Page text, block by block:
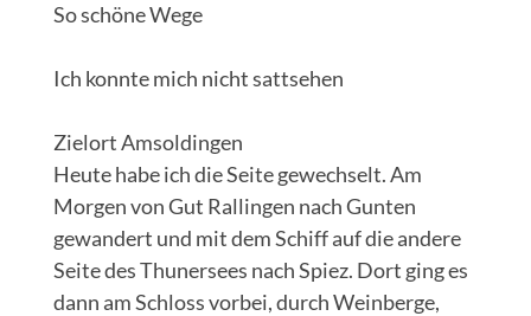
So schöne Wege
Ich konnte mich nicht sattsehen
Zielort Amsoldingen
Heute habe ich die Seite gewechselt. Am
Morgen von Gut Rallingen nach Gunten
gewandert und mit dem Schiff auf die andere
Seite des Thunersees nach Spiez. Dort ging es
dann am Schloss vorbei, durch Weinberge,